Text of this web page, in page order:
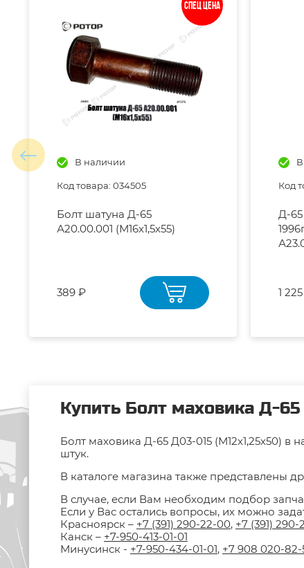
Спец цена
В наличии
Код товара: 034505
Болт шатуна Д-65
А20.00.001 (М16х1,5х55)
389 ₽
Код
Д-
1
Купить Болт маховика Д-
Болт маховика Д-65 Д03-015 (М12х1,25х50)
штук.
В каталоге магазина также представлены
В случае, если Вам необходим подбор
Если у Вас остались вопросы, их можно
Красноярск – +7 (391) 290-22-00, +7 (391) 290-
Канск – +7-950-413-01-01
Минусинск - +7-950-434-01-01, +7 908 020-82-